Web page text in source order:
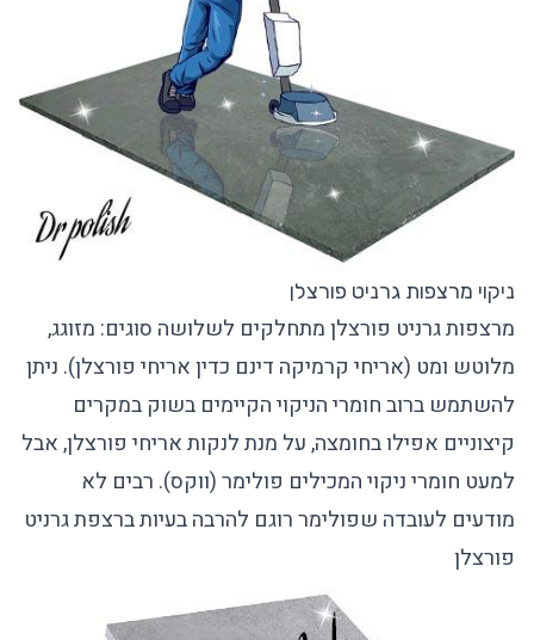
ניקוי מרצפות גרניט פורצלן
מרצפות גרניט פורצלן מתחלקים לשלושה סוגים: מזוגג,
מלוטש ומט (אריחי קרמיקה דינם כדין אריחי פורצלן). ניתן
להשתמש ברוב חומרי הניקוי הקיימים בשוק במקרים
קיצוניים אפילו בחומצה, על מנת לנקות אריחי פורצלן, אבל
למעט חומרי ניקוי המכילים פולימר (ווקס). רבים לא
מודעים לעובדה שפולימר רוגם להרבה בעיות ברצפת גרניט
פורצלן